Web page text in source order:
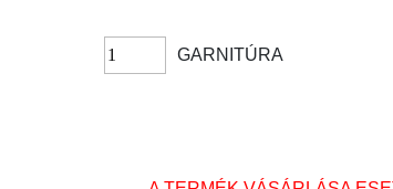
GARNITÚRA